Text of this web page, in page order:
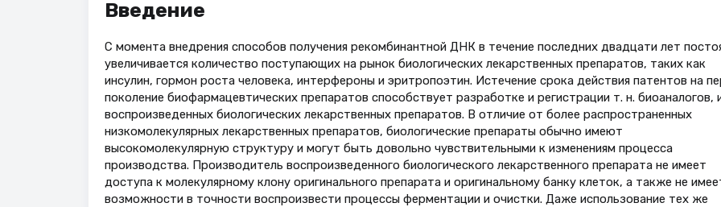
Введение
С момента внедрения способов получения рекомбинантной ДНК в течение последних двадцати лет
увеличивается количество поступающих на рынок биологических лекарственных препаратов, таких как
инсулин, гормон роста человека, интерфероны и эритропоэтин. Истечение срока действия патентов на
поколение биофармацевтических препаратов способствует разработке и регистрации т. н. биоаналогов,
воспроизведенных биологических лекарственных препаратов. В отличие от более распространенных
низкомолекулярных лекарственных препаратов, биологические препараты обычно имеют
высокомолекулярную структуру и могут быть довольно чувствительными к изменениям процесса
производства. Производитель воспроизведенного биологического лекарственного препарата не имеет
доступа к молекулярному клону оригинального препарата и оригинальному банку клеток, а также не
возможности в точности воспроизвести процессы ферментации и очистки. Даже использование тех же